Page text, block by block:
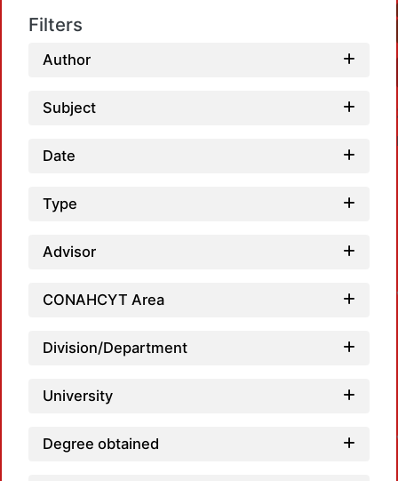
Filters
Author
Subject
Date
Type
Advisor
CONAHCYT Area
Division/Department
University
Degree obtained